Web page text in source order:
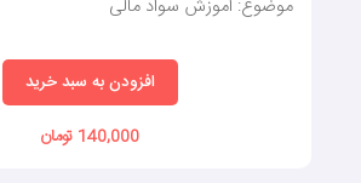
موضوع: آموزش سواد مالی
افزودن به سبد خرید
140,000 تومان